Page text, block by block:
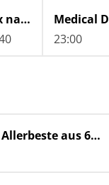
vox nachrichten
23:00
Wilfried Schmickler - Das Allerbeste aus 6 Soloprogrammen